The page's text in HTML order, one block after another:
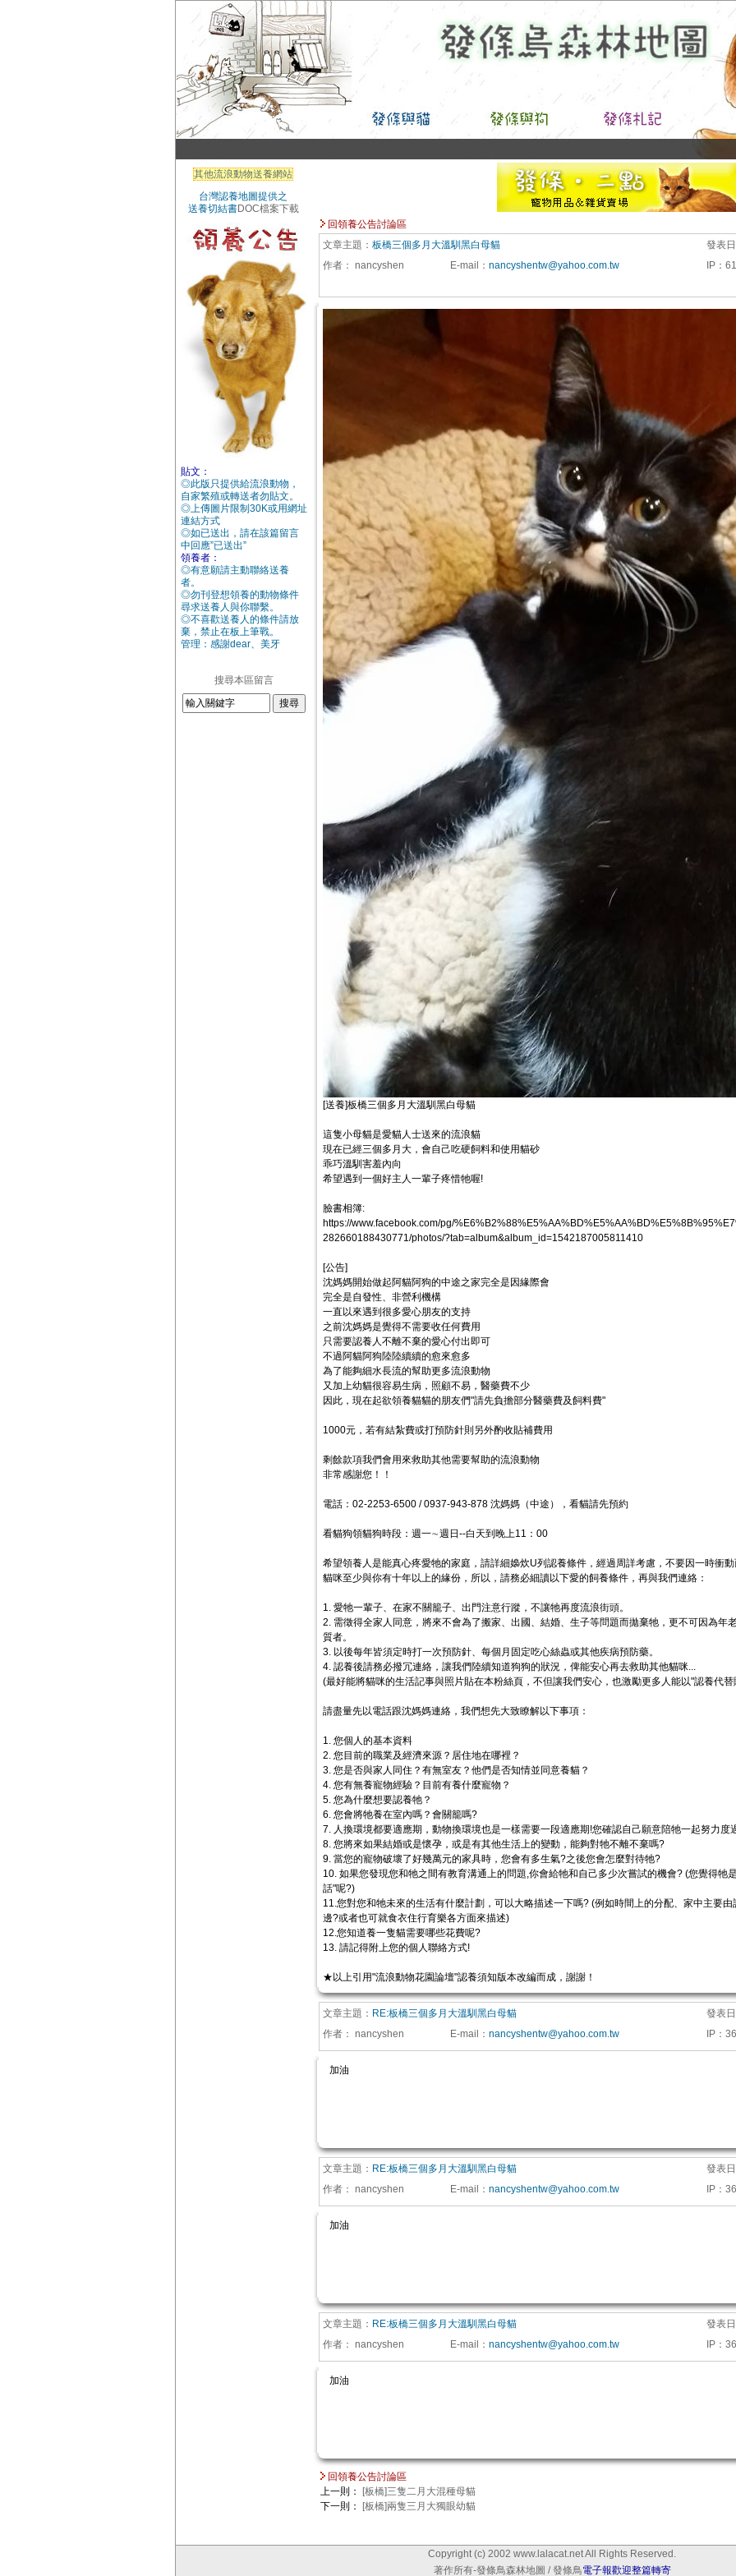
其他流浪動物送養網站
台灣認養地圖提供之
送養切結書DOC檔案下載
貼文：
◎此版只提供給流浪動物，
自家繁殖或轉送者勿貼文。
◎上傳圖片限制30K或用網址
連結方式
◎如已送出，請在該篇留言
中回應”已送出”
領養者：
◎有意願請主動聯絡送養
者。
◎勿刊登想領養的動物條件
尋求送養人與你聯繫。
◎不喜歡送養人的條件請放
棄，禁止在板上筆戰。
管理：感謝dear、美牙
搜尋本區留言
回領養公告討論區
文章主題： 板橋三個多月大溫馴黑白母貓 發表日
作者： nancyshen E-mail ： nancyshentw@yahoo.com.tw IP：
[送養]板橋三個多月大溫馴黑白母貓
這隻小母貓是愛貓人士送來的流浪貓
現在已經三個多月大，會自己吃硬飼料和使用貓砂
乖巧溫馴害羞內向
希望遇到一個好主人一輩子疼惜牠喔!
臉書相簿:
https://www.facebook.com/pg/
282660188430771/photos/?tab=album&album_id=1542187005811410
[公告]
沈媽媽開始做起阿貓阿狗的中途之家完全是因緣際會
完全是自發性、非營利機構
一直以來遇到很多愛心朋友的支持
之前沈媽媽是覺得不需要收任何費用
只需要認養人不離不棄的愛心付出即可
不過阿貓阿狗陸陸續續的愈來愈多
為了能夠細水長流的幫助更多流浪動物
又加上幼貓很容易生病，照顧不易，醫藥費不少
因此，現在起欲領養貓貓的朋友們"請先負擔部分醫藥費及飼料費"
1000元，若有結紮費或打預防針則另外酌收貼補費用
剩餘款項我們會用來救助其他需要幫助的流浪動物
非常感謝您！！
電話：02-2253-6500 / 0937-943-878 沈媽媽（中途），看貓請先預約
看貓狗領貓狗時段：週一∼週日--白天到晚上11：00
希望領養人是能真心疼愛牠的家庭，請詳細嬝炊U列認養條件，經過周詳考慮，不要因一時衝動
貓咪至少與你有十年以上的緣份，所以，請務必細讀以下愛的飼養條件，再與我們連絡：
1. 愛牠一輩子、在家不關籠子、出門注意行蹤，不讓牠再度流浪街頭。
2. 需徵得全家人同意，將來不會為了搬家、出國、結婚、生子等問題而拋棄牠，更不可因為年
質者。
3. 以後每年皆須定時打一次預防針、每個月固定吃心絲蟲或其他疾病預防藥。
4. 認養後請務必撥冗連絡，讓我們陸續知道狗狗的狀況，俾能安心再去救助其他貓咪...
(最好能將貓咪的生活記事與照片貼在本粉絲頁，不但讓我們安心，也激勵更多人能以"認養代替
請盡量先以電話跟沈媽媽連絡，我們想先大致瞭解以下事項：
1. 您個人的基本資料
2. 您目前的職業及經濟來源？居住地在哪裡？
3. 您是否與家人同住？有無室友？他們是否知情並同意養貓？
4. 您有無養寵物經驗？目前有養什麼寵物？
5. 您為什麼想要認養牠？
6. 您會將牠養在室內嗎？會關籠嗎?
7. 人換環境都要適應期，動物換環境也是一樣需要一段適應期!您確認自己願意陪牠一起努力度
8. 您將來如果結婚或是懷孕，或是有其他生活上的變動，能夠對牠不離不棄嗎?
9. 當您的寵物破壞了好幾萬元的家具時，您會有多生氣?之後您會怎麼對待牠?
10. 如果您發現您和牠之間有教育溝通上的問題,你會給牠和自己多少次嘗試的機會? (您覺得牠
話"呢?)
11.您對您和牠未來的生活有什麼計劃，可以大略描述一下嗎? (例如時間上的分配、家中主要
邊?或者也可就食衣住行育樂各方面來描述)
12.您知道養一隻貓需要哪些花費呢?
13. 請記得附上您的個人聯絡方式!
★以上引用"流浪動物花園論壇"認養須知版本改編而成，謝謝！
文章主題： RE:板橋三個多月大溫馴黑白母貓 發表日
作者： nancyshen E-mail ： nancyshentw@yahoo.com.tw IP：
加油
文章主題： RE:板橋三個多月大溫馴黑白母貓 發表日
作者： nancyshen E-mail ： nancyshentw@yahoo.com.tw IP：
加油
文章主題： RE:板橋三個多月大溫馴黑白母貓 發表日
作者： nancyshen E-mail ： nancyshentw@yahoo.com.tw IP：
加油
回領養公告討論區
上一則：
[板橋]三隻二月大混種母貓
下一則：
[板橋]兩隻三月大獨眼幼貓
Copyright (c) 2002 www.lalacat.net All Rights Reserved.
著作所有-發條鳥森林地圖 / 發條鳥電子報歡迎整篇轉寄